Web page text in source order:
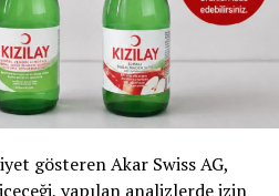
Sağ Partiler
düzenlemelerin mülk sahipleri
regülasyon yüklerini
de Etkilenecekti
veya okuyan İsviçreliler
gösteren Akar Swiss AG,
yapılan analizlerde izin